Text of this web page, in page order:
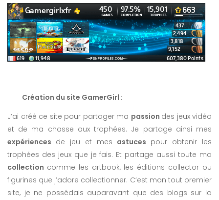
Création du site GamerGirl :
J’ai créé ce site pour partager ma passion des jeux vidéo
et de ma chasse aux trophées. Je partage ainsi mes
expériences de jeu et mes astuces pour obtenir les
trophées des jeux que je fais. Et partage aussi toute ma
collection comme les artbook, les éditions collector ou
figurines que j’adore collectionner. C’est mon tout premier
site, je ne possédais auparavant que des blogs sur la